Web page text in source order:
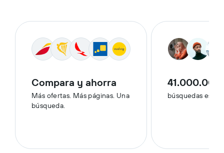
Compara y ahorra
Más ofertas. Más páginas. Una
búsqueda.
búsquedas esta